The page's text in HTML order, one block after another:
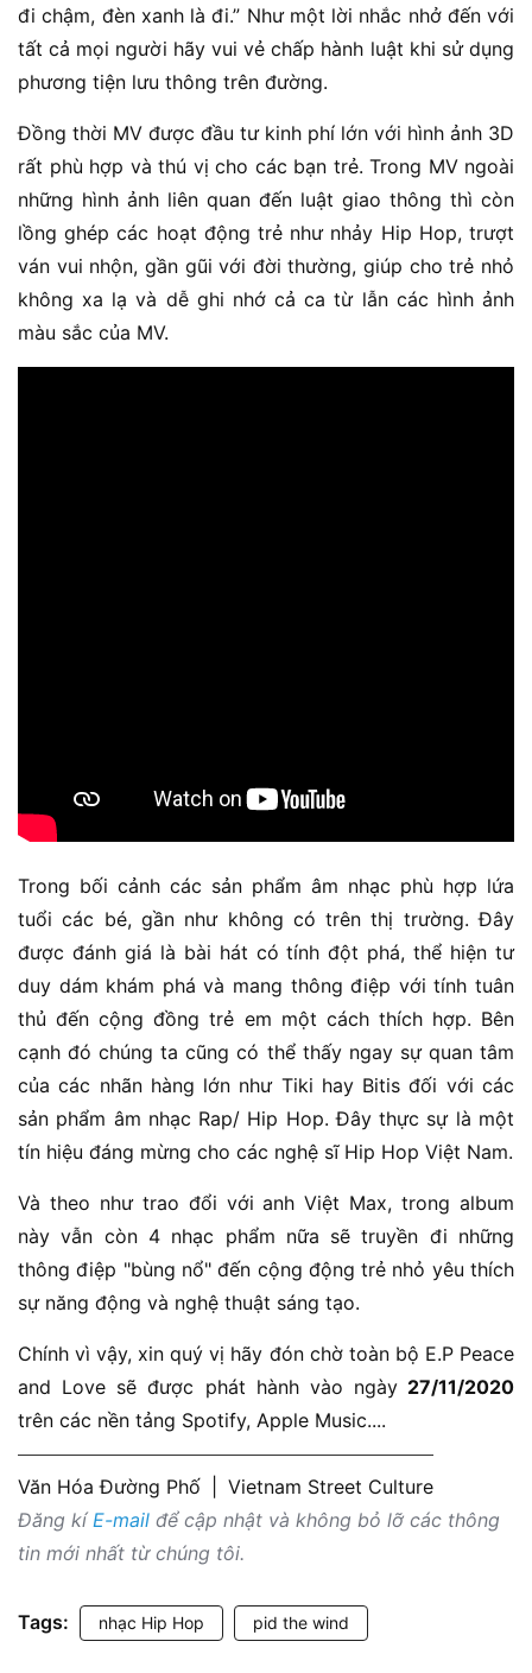
đi chậm, đèn xanh là đi.” Như một lời nhắc nhở đến với
tất cả mọi người hãy vui vẻ chấp hành luật khi sử dụng
phương tiện lưu thông trên đường.
Đồng thời MV được đầu tư kinh phí lớn với hình ảnh 3D
rất phù hợp và thú vị cho các bạn trẻ. Trong MV ngoài
những hình ảnh liên quan đến luật giao thông thì còn
lồng ghép các hoạt động trẻ như nhảy Hip Hop, trượt
ván vui nhộn, gần gũi với đời thường, giúp cho trẻ nhỏ
không xa lạ và dễ ghi nhớ cả ca từ lẫn các hình ảnh
màu sắc của MV.
Trong bối cảnh các sản phẩm âm nhạc phù hợp lứa
tuổi các bé, gần như không có trên thị trường. Đây
được đánh giá là bài hát có tính đột phá, thể hiện tư
duy dám khám phá và mang thông điệp với tính tuân
thủ đến cộng đồng trẻ em một cách thích hợp. Bên
cạnh đó chúng ta cũng có thể thấy ngay sự quan tâm
của các nhãn hàng lớn như Tiki hay Bitis đối với các
sản phẩm âm nhạc Rap/ Hip Hop. Đây thực sự là một
tín hiệu đáng mừng cho các nghệ sĩ Hip Hop Việt Nam.
Và theo như trao đổi với anh Việt Max, trong album
này vẫn còn 4 nhạc phẩm nữa sẽ truyền đi những
thông điệp "bùng nổ" đến cộng động trẻ nhỏ yêu thích
sự năng động và nghệ thuật sáng tạo.
Chính vì vậy, xin quý vị hãy đón chờ toàn bộ E.P Peace
and Love sẽ được phát hành vào ngày27/11/2020
trên các nền tảng Spotify, Apple Music....
Văn Hóa Đường Phố
Vietnam Street Culture
Đăng kíE-mail để cập nhật và không bỏ lỡ các thông
tin mới nhất từ chúng tôi.
Tags: nhạc Hip Hop pid the wind